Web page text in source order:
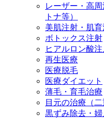
レーザー・高
トナ等）
美肌注射・肌
ボトックス注射
ヒアルロン酸注
再生医療
医療脱毛
医療ダイエット
薄毛・育毛治療
目元の治療（
黒ずみ除去・